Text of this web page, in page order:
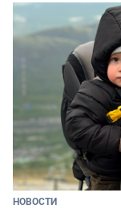
НОВОСТИ